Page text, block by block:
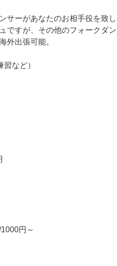
サーがあなたのお相手役を致
ですが、その他のフォークダ
外出張可能。
など）
円～